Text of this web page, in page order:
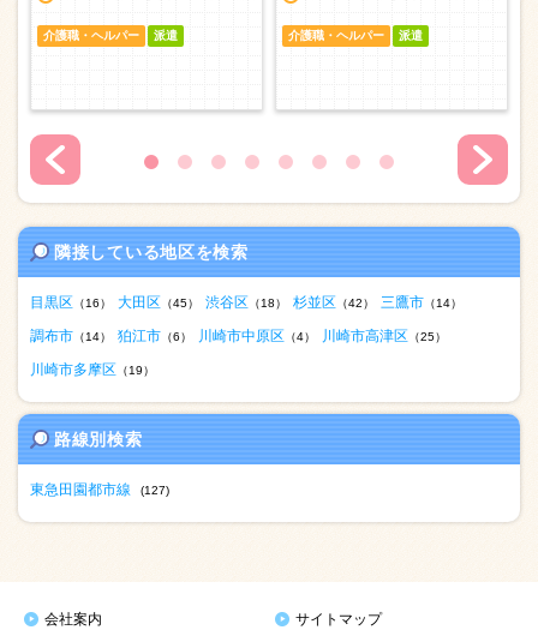
介護職・ヘルパー 派遣 介護職・ヘルパー 派遣
隣接している地区を検索
目黒区 （16） 大田区 （45） 渋谷区 （18） 杉並区 （42） 三鷹市 （14）
調布市 （14） 狛江市 （6） 川崎市中原区 （4） 川崎市高津区 （25）
川崎市多摩区 （19）
路線別検索
東急田園都市線 (127)
会社案内 サイトマップ